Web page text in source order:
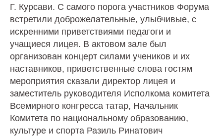
Г. Курсави. С самого порога участников Форума
встретили доброжелательные, улыбчивые, с
искренними приветствиями педагоги и
учащиеся лицея. В актовом зале был
организован концерт силами учеников и их
наставников, приветственные слова гостям
мероприятия сказали директор лицея и
заместитель руководителя Исполкома комитета
Всемирного конгресса татар, Начальник
Комитета по национальному образованию,
культуре и спорта Разиль Ринатович